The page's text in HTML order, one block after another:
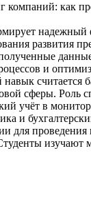
как
надежный
развития
и
считается
сферы. Роль
учёт в
и
для проведения
изучают